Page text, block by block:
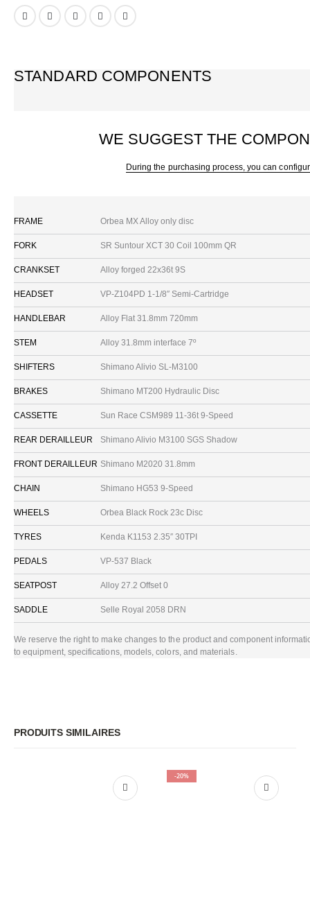
STANDARD COMPONENTS
WE SUGGEST THE
During the purchasing process, you can
FRAME Orbea MX Alloy only disc
FORK SR Suntour XCT 30 Coil 100mm QR
CRANKSET Alloy forged 22x36t 9S
HEADSET VP-Z104PD 1-1/8″ Semi-Cartridge
HANDLEBAR Alloy Flat 31.8mm 720mm
STEM Alloy 31.8mm interface 7º
SHIFTERS Shimano Alivio SL-M3100
BRAKES Shimano MT200 Hydraulic Disc
CASSETTE Sun Race CSM989 11-36t 9-Speed
REAR DERAILLEUR Shimano Alivio M3100 SGS Shadow
FRONT DERAILLEUR Shimano M2020 31.8mm
CHAIN Shimano HG53 9-Speed
WHEELS Orbea Black Rock 23c Disc
TYRES Kenda K1153 2.35″ 30TPI
PEDALS VP-537 Black
SEATPOST Alloy 27.2 Offset 0
SADDLE Selle Royal 2058 DRN
We reserve the right to make changes to the product and component
to equipment, specifications, models, colors, and materials.
PRODUITS SIMILAIRES
-20%